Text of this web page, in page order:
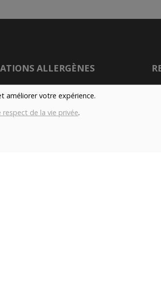
améliorer votre expérience.
de la vie privée.
ALLERGÈNES
sont susceptibles de contenir
sur ceux-ci, vous pouvez